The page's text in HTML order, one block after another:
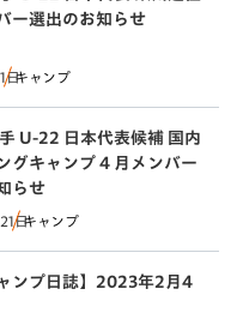
ー選出のお知らせ
日キャンプ
U-22 日本代表候補 国内
グキャンプ 4 月メンバー
らせ
日キャンプ
ンプ日誌】2023年2月4